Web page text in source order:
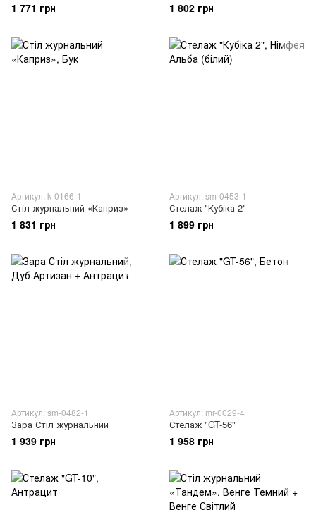
1 771 грн 1 802 грн
Артикул: k-0166-1
Стіл журнальний «Каприз»
1 831 грн
Артикул: sm-0453-1
Стелаж "Кубіка 2"
1 899 грн
Артикул: sm-0482-1
Зара Стіл журнальний
1 939 грн
Артикул: mr-0029-4
Стелаж "GT-56"
1 958 грн